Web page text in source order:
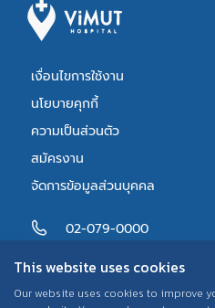
เงื่อนไขการใช้งาน
นโยบายคุกกี้
ความเป็นส่วนตัว
สมัครงาน
จัดการข้อมูลส่วนบุคคล
02-079-0000
500 ถนนพหลโยธิน แขวงสา
เขตพญาไท กรุงเทพมหานคร
10400
This website uses cookies
Our website uses cookies to improve